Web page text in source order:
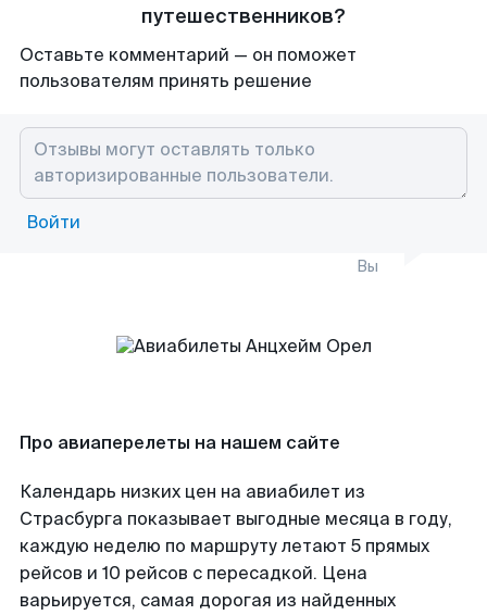
путешественников?
Оставьте комментарий — он поможет
пользователям принять решение
Войти
Вы
Про авиаперелеты на нашем сайте
Календарь низких цен на авиабилет из
Страсбурга показывает выгодные месяца в году,
каждую неделю по маршруту летают 5 прямых
рейсов и 10 рейсов с пересадкой. Цена
варьируется, самая дорогая из найденных